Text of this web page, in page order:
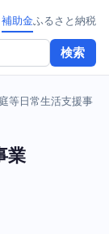
検索
補助金ふるさと納税
等日常生活支援事
業